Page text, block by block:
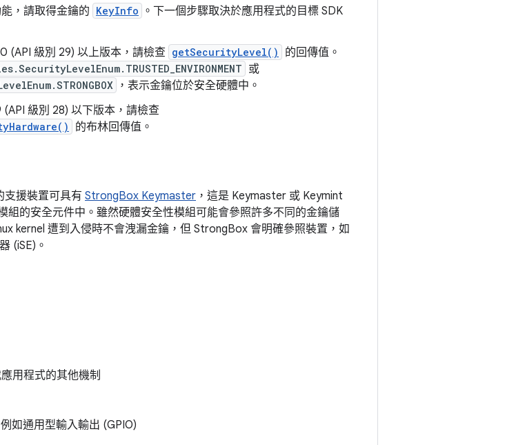
，請取得金鑰的 KeyInfo 。下一個步驟取決於應用程式的目標 SDK
(API 級別 29) 以上版本，請檢查 getSecurityLevel()
的回傳值。
或
，表示金鑰位於安全硬體中。
級別 28) 以下版本，請檢查
的布林回傳值。
支援裝置可具有 StrongBox Keymaster ，這是 Keymaster 或 Keymint
組的安全元件中。雖然硬體安全性模組可能會參照許多不同的金鑰儲
kernel 遭到入侵時不會洩漏金鑰，但 StrongBox 會明確參照裝置，如
(iSE)。
用程式的其他機制
如通用型輸入輸出 (GPIO)